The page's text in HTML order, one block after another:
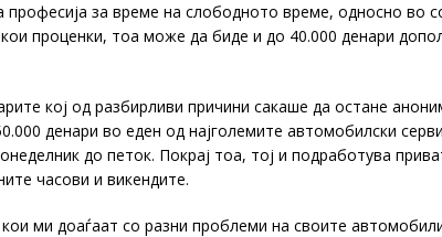
професија за време на слободното време, односно во
проценки, тоа може да биде и до 40.000 денари
кој од разбирливи причини сакаше да остане
денари во еден од најголемите автомобилски
до петок. Покрај тоа, тој и подработува
часови и викендите.
ми доаѓаат со разни проблеми на своите